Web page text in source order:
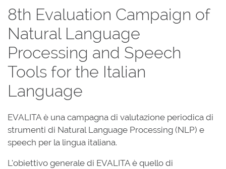
8th Evaluation Campaign of
Natural Language
Processing and Speech
Tools for the Italian
Language
EVALITA è una campagna di valutazione periodica di
strumenti di Natural Language Processing (NLP) e
speech per la lingua italiana.
L’obiettivo generale di EVALITA è quello di